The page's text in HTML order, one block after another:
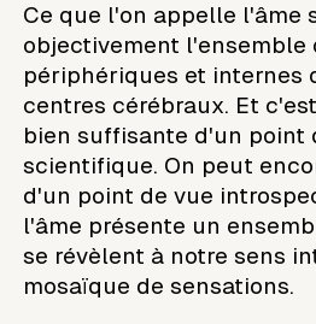
Ce que l'on appelle l'âme
objectivement l'ensemble
périphériques et internes
centres cérébraux. Et
bien suffisante d'un point
scientifique. On peut
d'un point de vue
l'âme présente un
se révèlent à notre sens
mosaïque de sensations.